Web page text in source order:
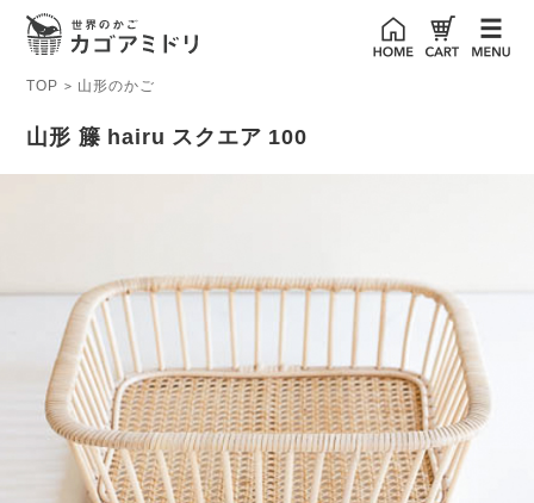
TOP > 山形のかご
山形 籐 hairu スクエア 100